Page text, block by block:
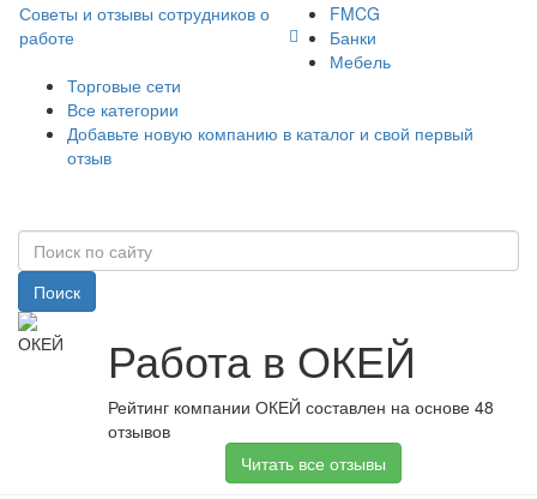
Советы и отзывы сотрудников о
работе
FMCG
Банки
Мебель
Торговые сети
Все категории
Добавьте новую компанию в каталог и свой первый
отзыв
Поиск
Работа в ОКЕЙ
Рейтинг компании ОКЕЙ составлен на основе 48
отзывов
Читать все отзывы